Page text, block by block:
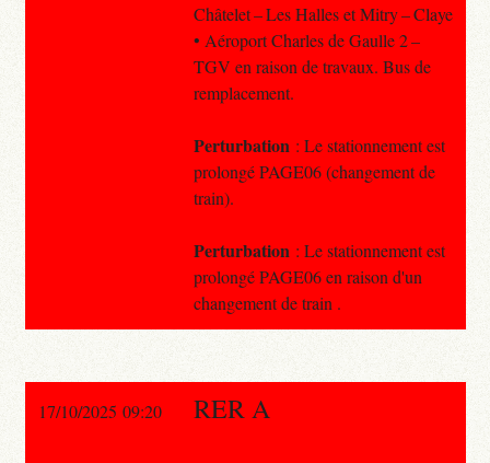
Châtelet – Les Halles et Mitry – Claye
• Aéroport Charles de Gaulle 2 –
TGV en raison de travaux. Bus de
remplacement.
Perturbation : Le stationnement est
prolongé PAGE06 (changement de
train).
Perturbation : Le stationnement est
prolongé PAGE06 en raison d'un
changement de train .
17/10/2025 09:20 RER A